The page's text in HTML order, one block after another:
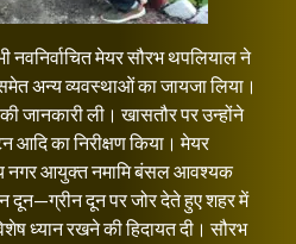
नवनिर्वाचित मेयर सौरभ थपलियाल ने
अन्य व्यवस्थाओं का जायजा लिया।
जानकारी ली। खासतौर पर उन्होंने
आदि का निरीक्षण किया। मेयर
नगर आयुक्त नमामि बंसल आवश्यक
दून—ग्रीन दून पर जोर देते हुए शहर में
ध्यान रखने की हिदायत दी। सौरभ